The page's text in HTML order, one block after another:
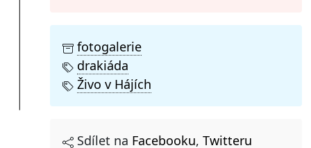
fotogalerie
drakiáda
Živo v Hájích
Sdílet na Facebooku, Twitteru